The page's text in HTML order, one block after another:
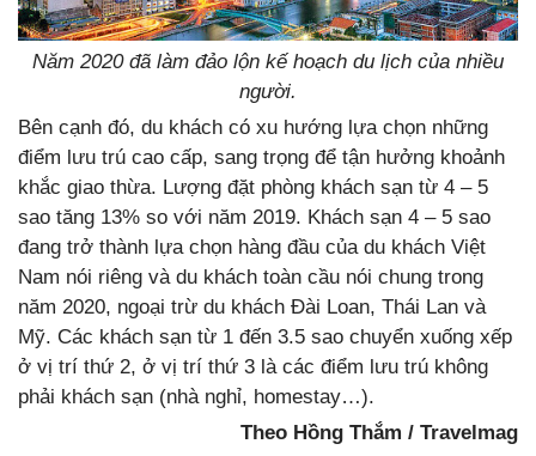
Năm 2020 đã làm đảo lộn kế hoạch du lịch của nhiều
người.
Bên cạnh đó, du khách có xu hướng lựa chọn những
điểm lưu trú cao cấp, sang trọng để tận hưởng khoảnh
khắc giao thừa. Lượng đặt phòng khách sạn từ 4 – 5
sao tăng 13% so với năm 2019. Khách sạn 4 – 5 sao
đang trở thành lựa chọn hàng đầu của du khách Việt
Nam nói riêng và du khách toàn cầu nói chung trong
năm 2020, ngoại trừ du khách Đài Loan, Thái Lan và
Mỹ. Các khách sạn từ 1 đến 3.5 sao chuyển xuống xếp
ở vị trí thứ 2, ở vị trí thứ 3 là các điểm lưu trú không
phải khách sạn (nhà nghỉ, homestay…).
Theo Hồng Thắm / Travelmag